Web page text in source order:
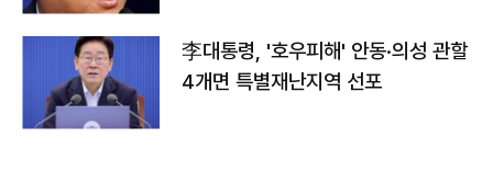
李대통령, '호우피해' 안동·의성 관할
4개면 특별재난지역 선포